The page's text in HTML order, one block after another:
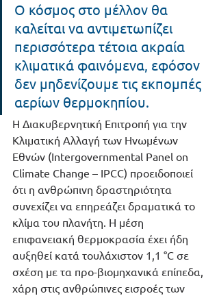
Ο κόσμος στο μέλλον θα
καλείται να αντιμετωπίζει
περισσότερα τέτοια ακραία
κλιματικά φαινόμενα, εφόσον
δεν μηδενίζουμε τις εκπομπές
αερίων θερμοκηπίου.
Η Διακυβερνητική Επιτροπή για την
Κλιματική Αλλαγή των Ηνωμένων
Εθνών (Intergovernmental Panel on
Climate Change – IPCC) προειδοποιεί
ότι η ανθρώπινη δραστηριότητα
συνεχίζει να επηρεάζει δραματικά το
κλίμα του πλανήτη. Η μέση
επιφανειακή θερμοκρασία έχει ήδη
αυξηθεί κατά τουλάχιστον 1,1 °C σε
σχέση με τα προ-βιομηχανικά επίπεδα,
χάρη στις ανθρώπινες εισροές των